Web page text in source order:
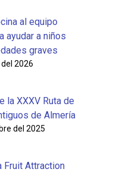
al equipo
ayudar a niños
graves
2026
la XXXV Ruta de
de Almería
del 2025
Fruit Attraction